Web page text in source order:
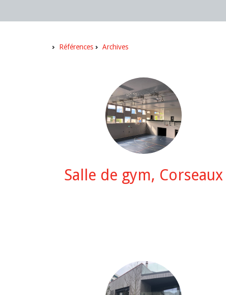
Références Archives
Salle de gym, Corseaux